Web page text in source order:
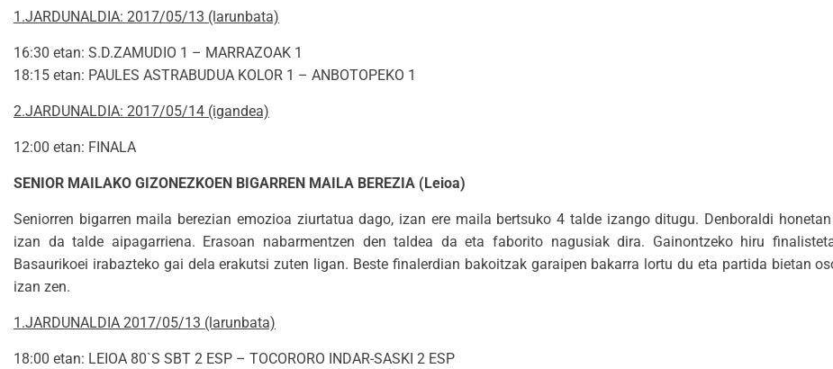
1.JARDUNALDIA: 2017/05/13 (larunbata)
16:30 etan: S.D.ZAMUDIO 1 – MARRAZOAK 1
18:15 etan: PAULES ASTRABUDUA KOLOR 1 – ANBOTOPEKO 1
2.JARDUNALDIA: 2017/05/14 (igandea)
12:00 etan: FINALA
SENIOR MAILAKO GIZONEZKOEN BIGARREN MAILA BEREZIA (Leioa)
Seniorren bigarren maila berezian emozioa ziurtatua dago, izan ere maila bertsuko 4 talde izango ditugu. Denboraldi
izan da talde aipagarriena. Erasoan nabarmentzen den taldea da eta faborito nagusiak dira. Gainontzeko hiru
Basaurikoei irabazteko gai dela erakutsi zuten ligan. Beste finalerdian bakoitzak garaipen bakarra lortu du eta partida bietan
izan zen.
1.JARDUNALDIA 2017/05/13 (larunbata)
18:00 etan: LEIOA 80`S SBT 2 ESP – TOCORORO INDAR-SASKI 2 ESP